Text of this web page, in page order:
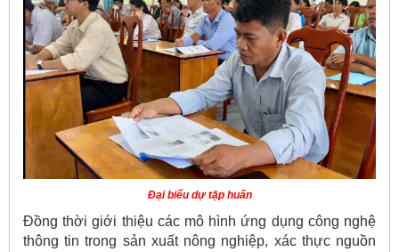
Đại biểu dự tập huấn
Đồng thời giới thiệu các mô hình ứng dụng công nghệ
thông tin trong sản xuất nông nghiệp, xác thực nguồn